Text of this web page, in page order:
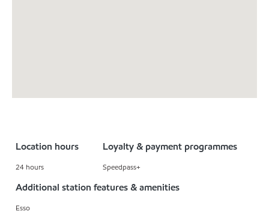
Location hours
24 hours
Loyalty & payment programmes
Speedpass+
Additional station features & amenities
Esso